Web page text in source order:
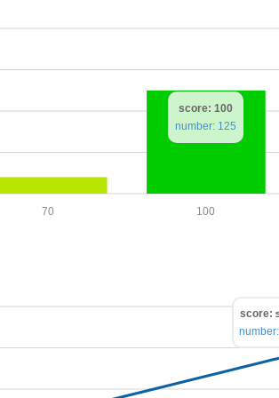
100
70
score: 100
number: 125
score: